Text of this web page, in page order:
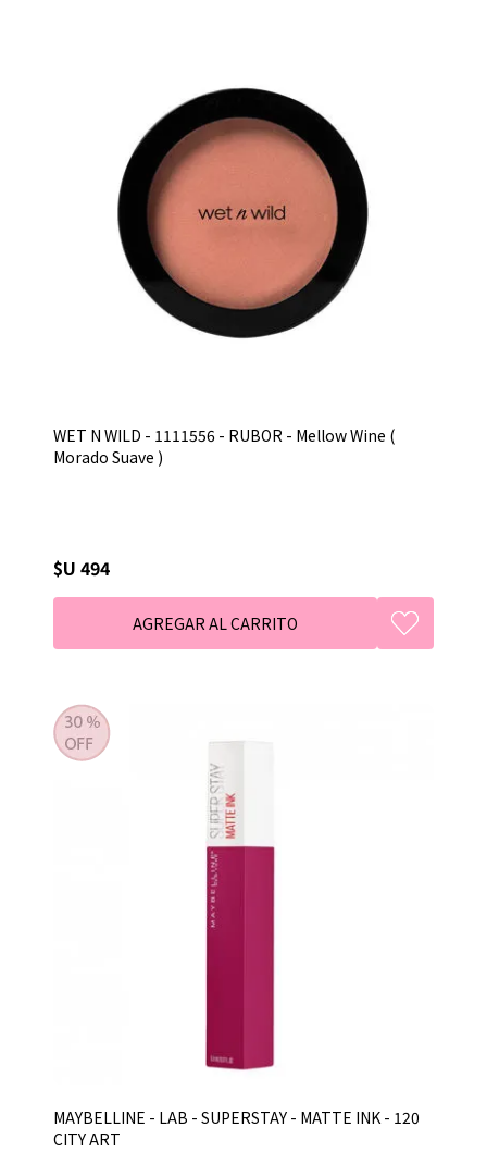
WET N WILD - 1111556 - RUBOR - Mellow Wine (
Morado Suave )
$U 494
MAYBELLINE - LAB - SUPERSTAY - MATTE INK - 120
CITY ART